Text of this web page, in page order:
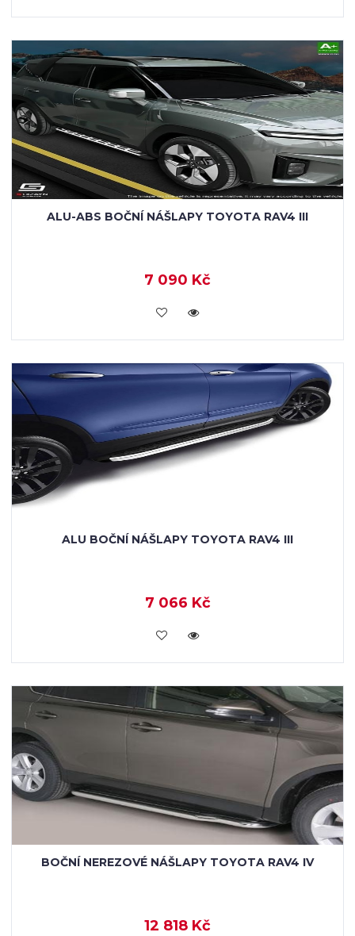
ALU-ABS BOČNÍ NÁŠLAPY TOYOTA RAV4 III
7 090 Kč
KOUPIT
ALU BOČNÍ NÁŠLAPY TOYOTA RAV4 III
7 066 Kč
KOUPIT
BOČNÍ NEREZOVÉ NÁŠLAPY TOYOTA RAV4 IV
12 818 Kč